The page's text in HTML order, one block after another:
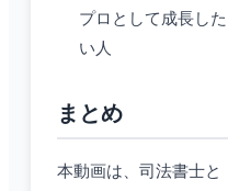
プロとして成長した
い人
まとめ
本動画は、司法書士と